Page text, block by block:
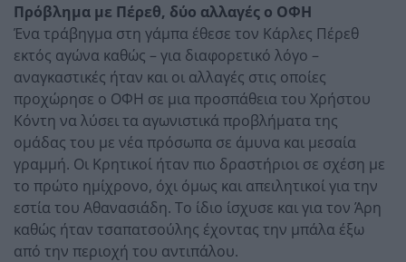
Πρόβλημα με Πέρεθ, δύο αλλαγές ο ΟΦΗ
Ένα τράβηγμα στη γάμπα έθεσε τον Κάρλες Πέρεθ
εκτός αγώνα καθώς – για διαφορετικό λόγο –
αναγκαστικές ήταν και οι αλλαγές στις οποίες
προχώρησε ο ΟΦΗ σε μια προσπάθεια του Χρήστου
Κόντη να λύσει τα αγωνιστικά προβλήματα της
ομάδας του με νέα πρόσωπα σε άμυνα και μεσαία
γραμμή. Οι Κρητικοί ήταν πιο δραστήριοι σε σχέση με
το πρώτο ημίχρονο, όχι όμως και απειλητικοί για την
εστία του Αθανασιάδη. Το ίδιο ίσχυσε και για τον Άρη
καθώς ήταν τσαπατσούλης έχοντας την μπάλα έξω
από την περιοχή του αντιπάλου.